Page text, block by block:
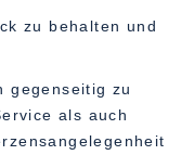
zu behalten und
gegenseitig zu
als auch